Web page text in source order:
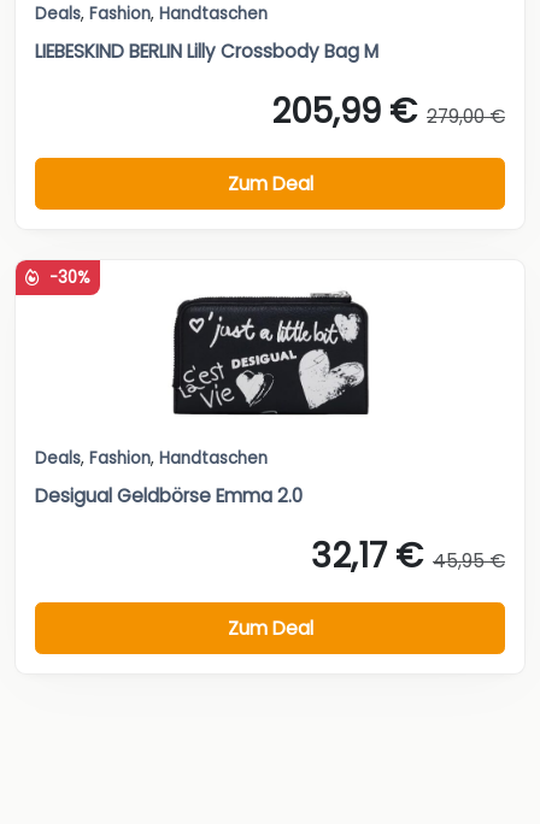
Deals, Fashion, Handtaschen
LIEBESKIND BERLIN Lilly Crossbody Bag M
205,99 € 279,00 €
Zum Deal
-30%
Deals, Fashion, Handtaschen
Desigual Geldbörse Emma 2.0
32,17 € 45,95 €
Zum Deal